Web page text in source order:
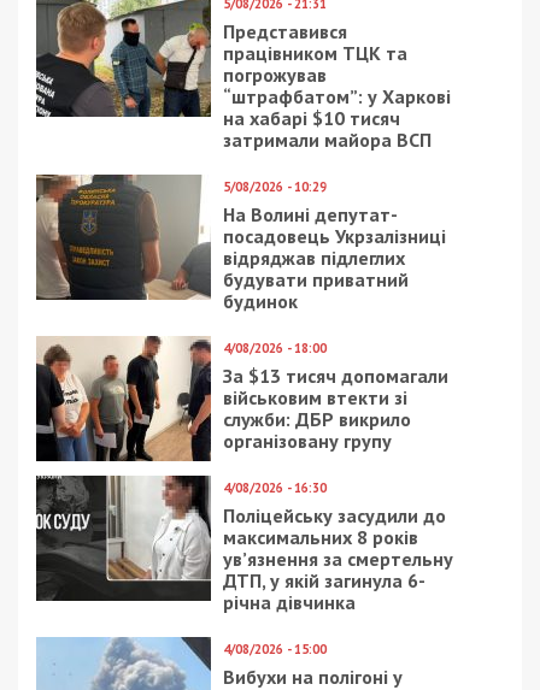
району. Попередньо, сталося займання. Вранці
там загинула 88-річна жінка.
Нагадаємо, раніше ми повідомляли про те, що
від вечора ворогатакував два райони
Дніпропетровської області.
Facebook
Telegram
Twitter
WhatsApp
ViberEmail
Категории: Суспільство| Метки:війна
обстріл
Рекламні блоки дають нам змогу
отримувати найсвіжіші новини під ними.
Приєднуйтесь також до 49000 в Google News. Слідкуйте
за останніми новинами!
Приєднатися
Читайте також